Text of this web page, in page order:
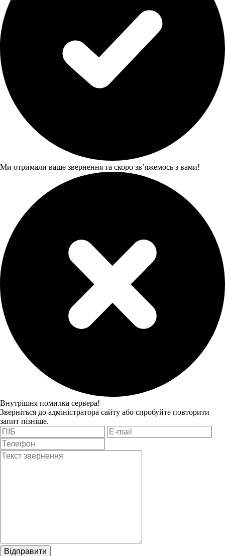
Ми отримали ваше звернення та скоро звʼяжемось з вами!
Внутрішня помилка сервера!
Зверніться до адміністратора сайту або спробуйте повторити
запит пізніше.
Відправити